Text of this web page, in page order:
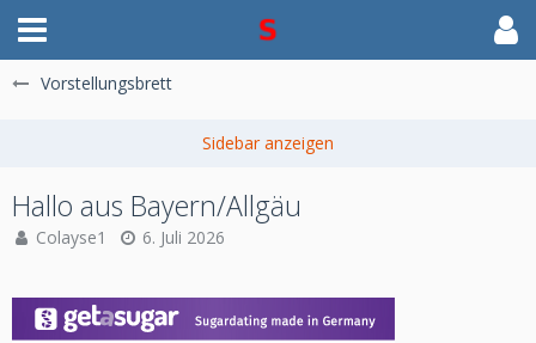
Vorstellungsbrett
Hallo aus Bayern/Allgäu
Colayse1 6. Juli 2026